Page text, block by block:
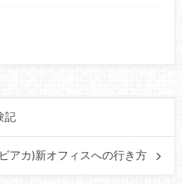
記
アカ)新オフィスへの行き方